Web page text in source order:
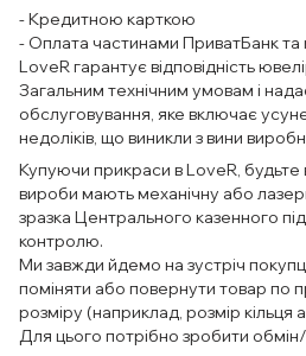
- Кредитною карткою
- Оплата частинами ПриватБанк
LoveR гарантує відповідність
Загальним технічним умовам і
обслуговування, яке включає
недоліків, що виникли з вини
Купуючи прикраси в LoveR, будьте
вироби мають механічну або
зразка Центрального казенного
контролю.
Ми завжди йдемо на зустріч
поміняти або повернути товар по
розміру (наприклад, розмір
Для цього потрібно зробити